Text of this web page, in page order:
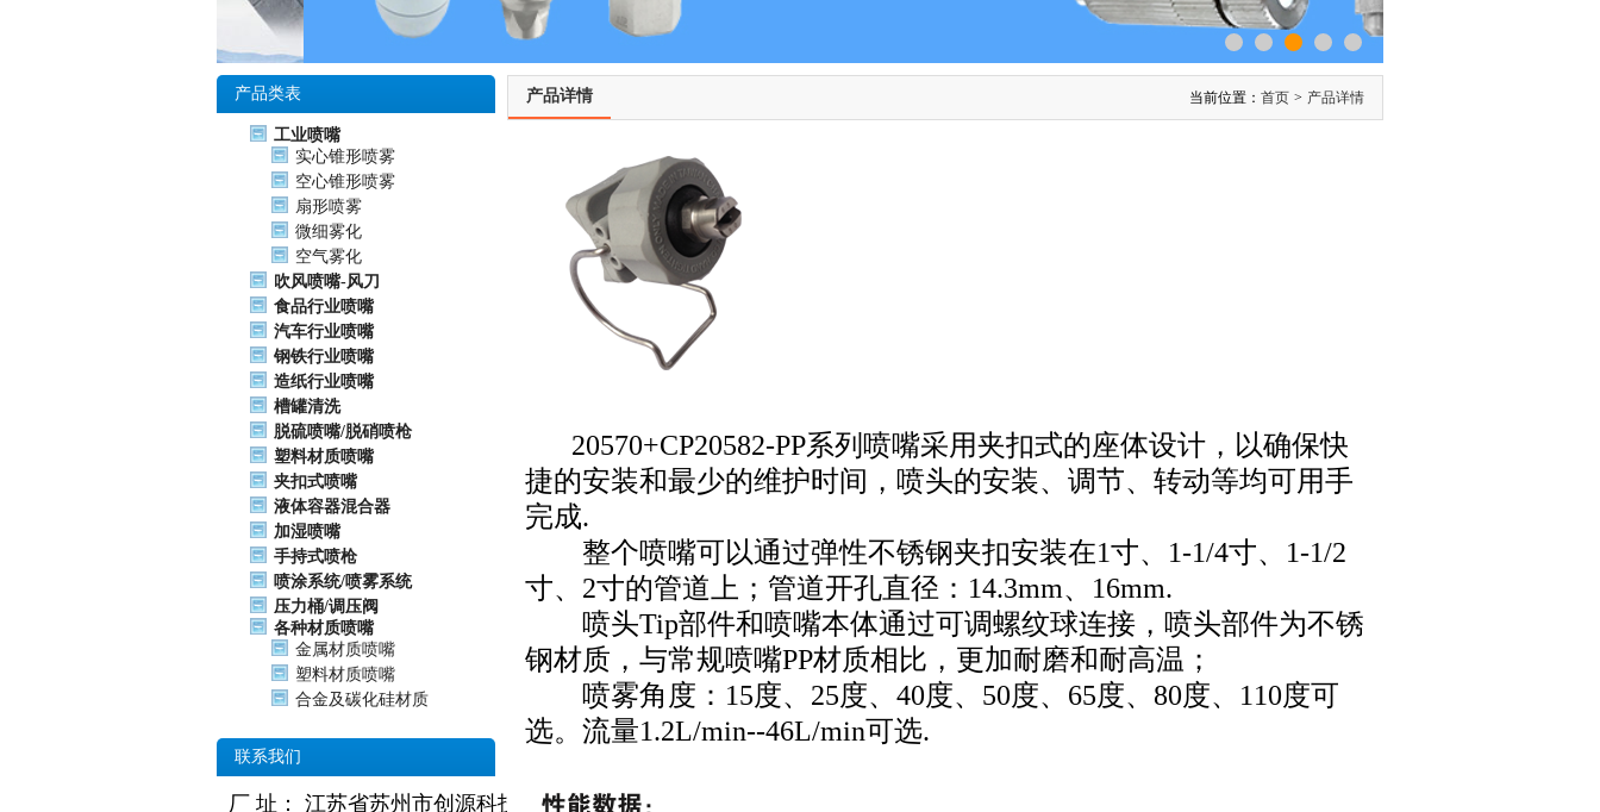
产品类表
工业喷嘴
实心锥形喷雾
空心锥形喷雾
扇形喷雾
微细雾化
空气雾化
吹风喷嘴-风刀
食品行业喷嘴
汽车行业喷嘴
钢铁行业喷嘴
造纸行业喷嘴
槽罐清洗
脱硫喷嘴/脱硝喷枪
塑料材质喷嘴
夹扣式喷嘴
液体容器混合器
加湿喷嘴
手持式喷枪
喷涂系统/喷雾系统
压力桶/调压阀
各种材质喷嘴
金属材质喷嘴
塑料材质喷嘴
合金及碳化硅材质
联系我们
厂 址： 江苏省苏州市创源科技园
产品详情 当前位置： 首页 > 产品详情
20570+CP20582-PP系列喷嘴采用夹扣式的座体设计，以确保快
捷的安装和最少的维护时间，喷头的安装、调节、转动等均可用手
完成.
整个喷嘴可以通过弹性不锈钢夹扣安装在1寸、1-1/4寸、1-1/2
寸、2寸的管道上；管道开孔直径：14.3mm、16mm.
喷头Tip部件和喷嘴本体通过可调螺纹球连接，喷头部件为不锈
钢材质，与常规喷嘴PP材质相比，更加耐磨和耐高温；
喷雾角度：15度、25度、40度、50度、65度、80度、110度可
选。流量1.2L/min--46L/min可选.